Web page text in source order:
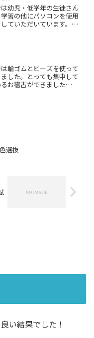
幼児・低学年の生徒さん
習の他にパソコンを使用
ていただいています。可
輪ゴムとビーズを使って
した。とっても集中して
お稽古ができました
選抜
い結果でした！